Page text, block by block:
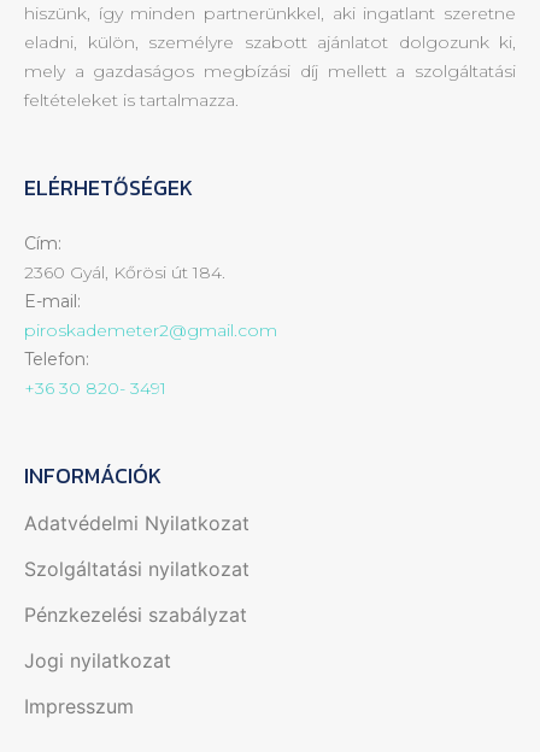
hiszünk, így minden partnerünkkel, aki ingatlant szeretne
eladni, külön, személyre szabott ajánlatot dolgozunk ki,
mely a gazdaságos megbízási díj mellett a szolgáltatási
feltételeket is tartalmazza.
ELÉRHETŐSÉGEK
Cím:
2360 Gyál, Kőrösi út 184.
E-mail:
piroskademeter2@gmail.com
Telefon:
+36 30 820- 3491
INFORMÁCIÓK
Adatvédelmi Nyilatkozat
Szolgáltatási nyilatkozat
Pénzkezelési szabályzat
Jogi nyilatkozat
Impresszum